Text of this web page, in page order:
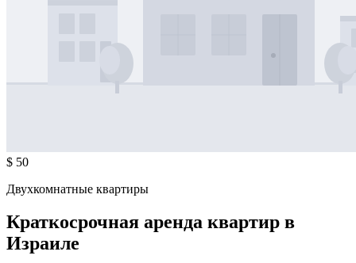
$ 50
Двухкомнатные квартиры
Краткосрочная аренда квартир в
Израиле